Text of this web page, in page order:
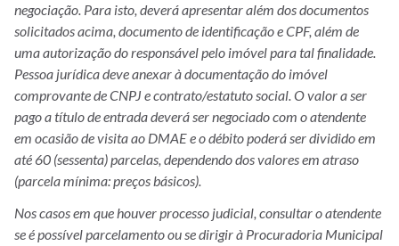
negociação. Para isto, deverá apresentar além dos documentos
solicitados acima, documento de identificação e CPF, além de
uma autorização do responsável pelo imóvel para tal finalidade.
Pessoa jurídica deve anexar à documentação do imóvel
comprovante de CNPJ e contrato/estatuto social. O valor a ser
pago a título de entrada deverá ser negociado com o atendente
em ocasião de visita ao DMAE e o débito poderá ser dividido em
até 60 (sessenta) parcelas, dependendo dos valores em atraso
(parcela mínima: preços básicos).
Nos casos em que houver processo judicial, consultar o atendente
se é possível parcelamento ou se dirigir à Procuradoria Municipal